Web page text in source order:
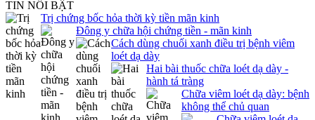
TIN NỔI BẬT
Trị chứng bốc hỏa thời kỳ tiền mãn kinh
Đông y chữa hội chứng tiền - mãn kinh
Cách dùng chuối xanh điều trị bệnh viêm
loét dạ dày
Hai bài thuốc chữa loét dạ dày -
hành tá tràng
Chữa viêm loét dạ dày: bệnh
không thể chủ quan